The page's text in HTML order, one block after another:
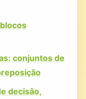
conjuntos de
decisão,